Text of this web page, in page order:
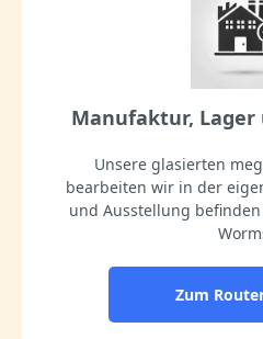
Manufaktur, Lager
Unsere glasierten
bearbeiten wir in der
und Ausstellung
Zum